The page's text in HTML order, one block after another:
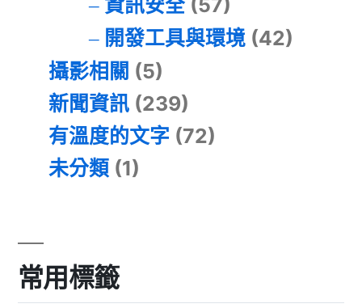
資訊安全(57)
開發工具與環境(42)
攝影相關 (5)
新聞資訊 (239)
有溫度的文字 (72)
未分類 (1)
常用標籤